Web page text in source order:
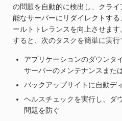
の問題を自動的に検出し、クラ
能なサーバーにリダイレクトす
ールトトレランスを向上させま
すると、次のタスクを簡単に実行
アプリケーションのダウンタ
サーバーのメンテナンスまた
バックアップサイトに自動デ
ヘルスチェックを実行し、ダ
問題を防ぐ